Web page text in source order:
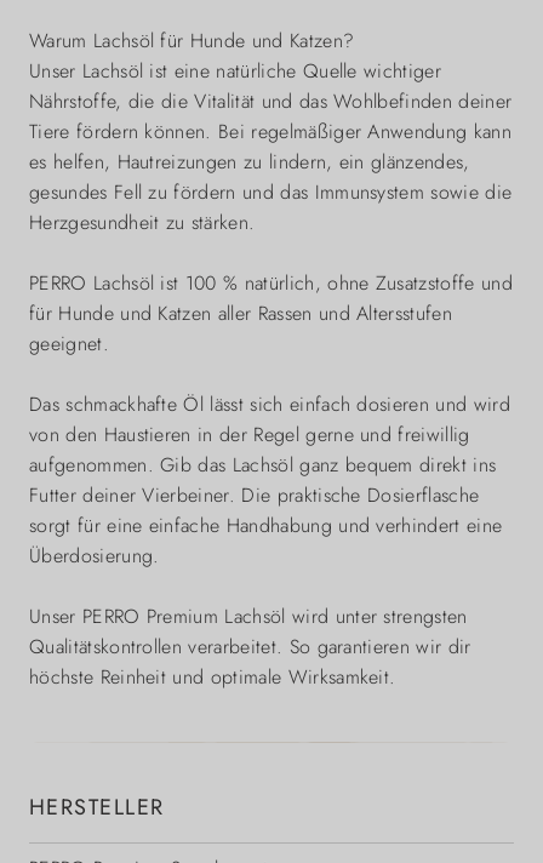
Warum Lachsöl für Hunde und Katzen?
Unser Lachsöl ist eine natürliche Quelle wichtiger
Nährstoffe, die die Vitalität und das Wohlbefinden deiner
Tiere fördern können. Bei regelmäßiger Anwendung kann
es helfen, Hautreizungen zu lindern, ein glänzendes,
gesundes Fell zu fördern und das Immunsystem sowie die
Herzgesundheit zu stärken.
PERRO Lachsöl ist 100 % natürlich, ohne Zusatzstoffe und
für Hunde und Katzen aller Rassen und Altersstufen
geeignet.
Das schmackhafte Öl lässt sich einfach dosieren und wird
von den Haustieren in der Regel gerne und freiwillig
aufgenommen. Gib das Lachsöl ganz bequem direkt ins
Futter deiner Vierbeiner. Die praktische Dosierflasche
sorgt für eine einfache Handhabung und verhindert eine
Überdosierung.
Unser PERRO Premium Lachsöl wird unter strengsten
Qualitätskontrollen verarbeitet. So garantieren wir dir
höchste Reinheit und optimale Wirksamkeit.
HERSTELLER